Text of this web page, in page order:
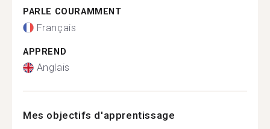
PARLE COURAMMENT
Français
APPREND
Anglais
Mes objectifs d'apprentissage